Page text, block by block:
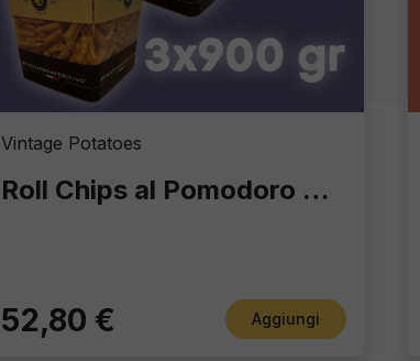
Vintage Potatoes
Roll Chips al Pomodoro 900g – Eccellenza Croccante in Formato Professionale
52,80 € Aggiungi